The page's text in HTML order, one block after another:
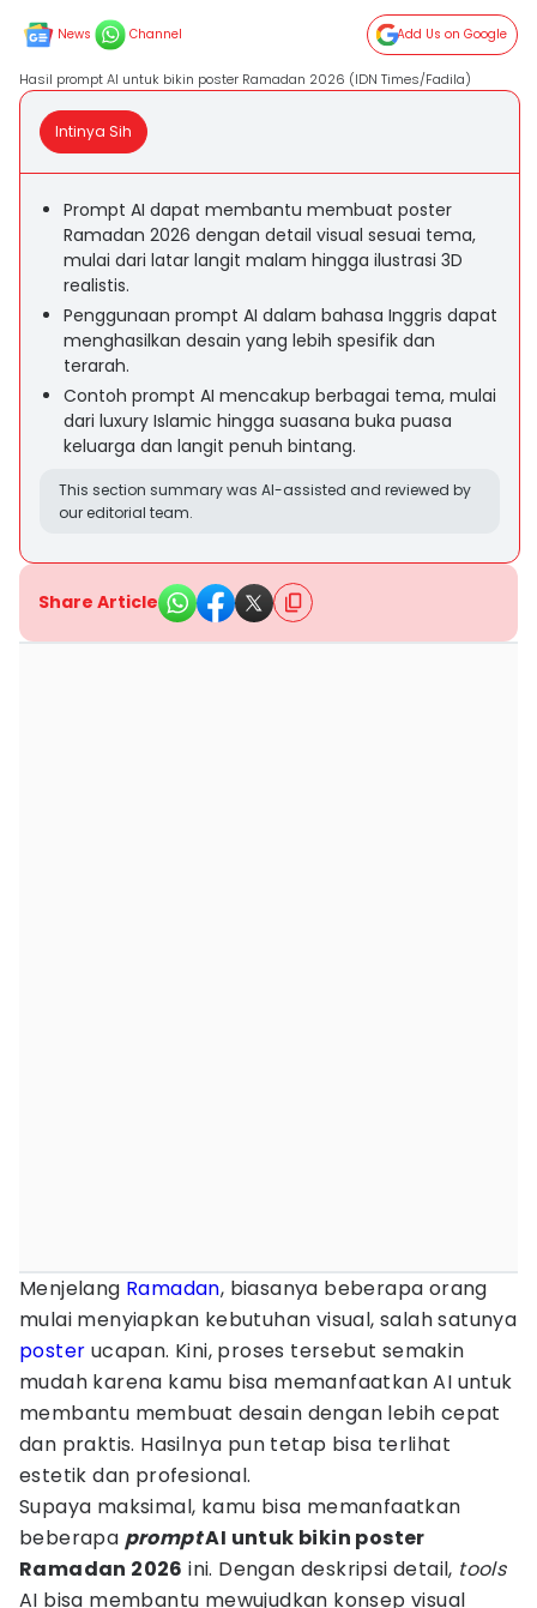
News Channel Add Us on Google
Hasil prompt AI untuk bikin poster Ramadan 2026 (IDN Times/Fadila)
Intinya Sih
Prompt AI dapat membantu membuat poster
Ramadan 2026 dengan detail visual sesuai tema,
mulai dari latar langit malam hingga ilustrasi 3D
realistis.
Penggunaan prompt AI dalam bahasa Inggris dapat
menghasilkan desain yang lebih spesifik dan
terarah.
Contoh prompt AI mencakup berbagai tema, mulai
dari luxury Islamic hingga suasana buka puasa
keluarga dan langit penuh bintang.
This section summary was AI-assisted and reviewed by
our editorial team.
Share Article
Menjelang Ramadan, biasanya beberapa orang
mulai menyiapkan kebutuhan visual, salah satunya
poster ucapan. Kini, proses tersebut semakin
mudah karena kamu bisa memanfaatkan AI untuk
membantu membuat desain dengan lebih cepat
dan praktis. Hasilnya pun tetap bisa terlihat
estetik dan profesional.
Supaya maksimal, kamu bisa memanfaatkan
beberapa promptAI untuk bikin poster
Ramadan 2026 ini. Dengan deskripsi detail, tools
AI bisa membantu mewujudkan konsep visual